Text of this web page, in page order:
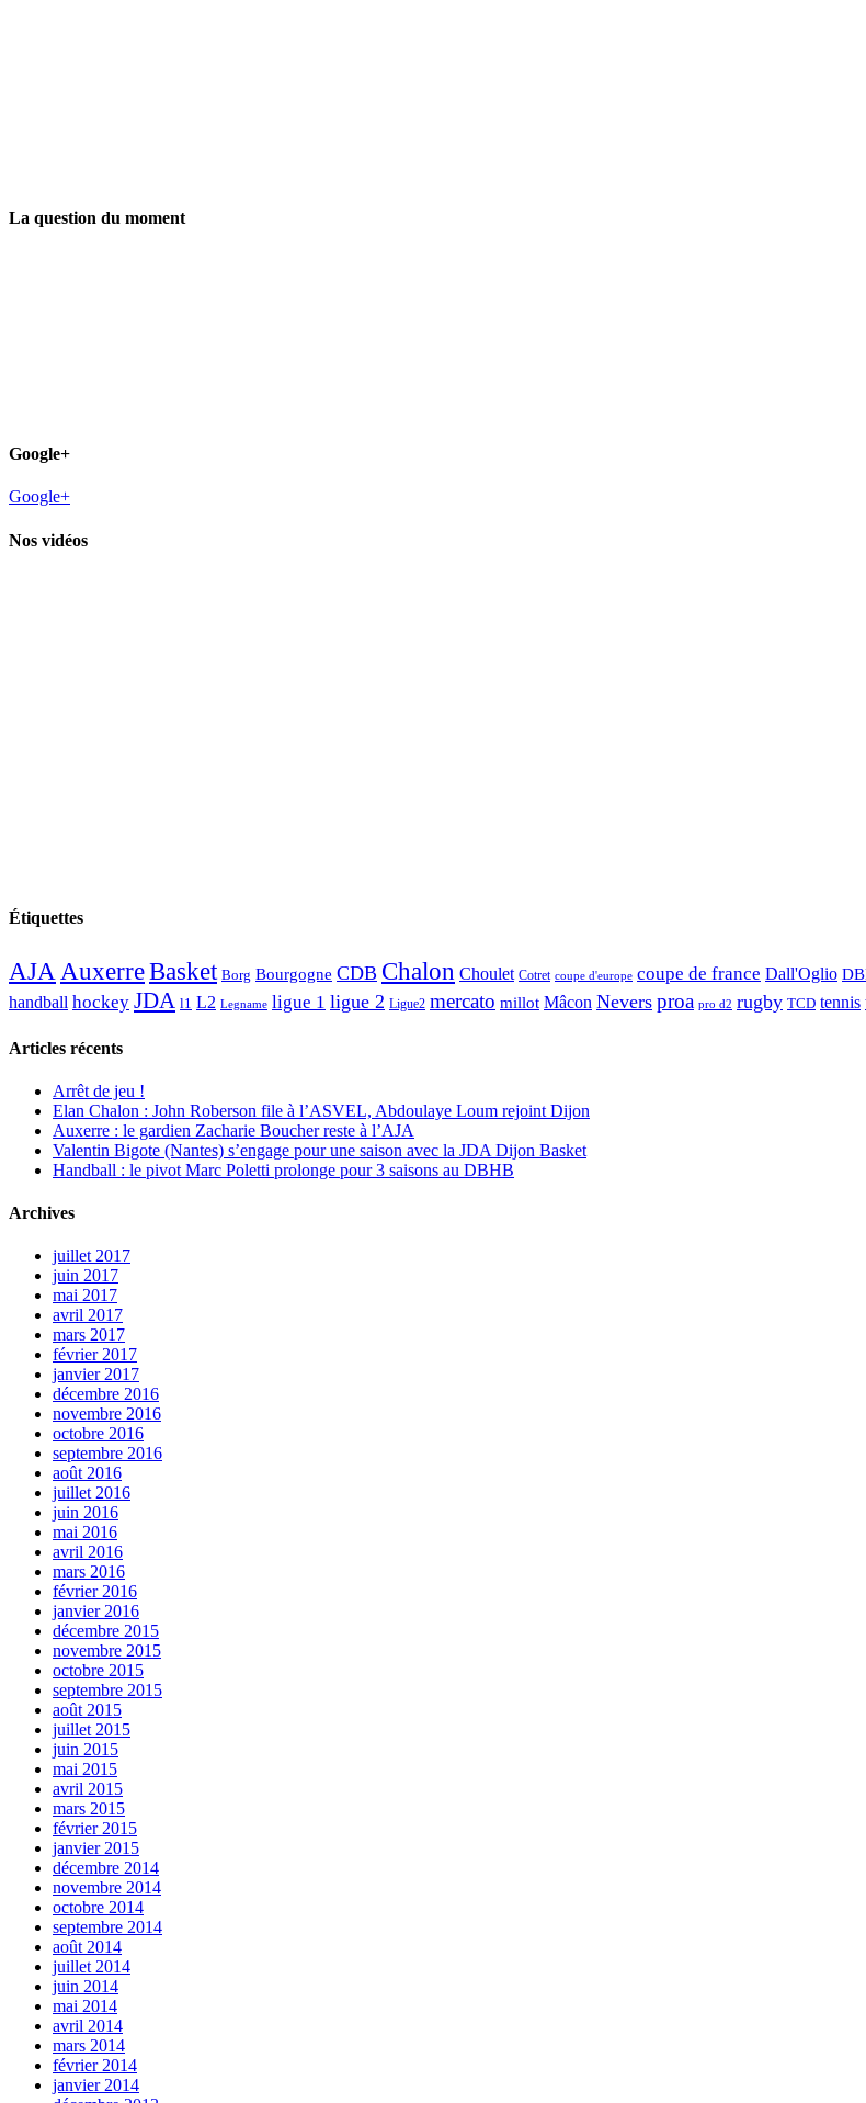
La question du moment
Google+
Google+
Nos vidéos
Étiquettes
AJAAuxerreBasket Borg Bourgogne CDB Chalon Choulet Cotret coupe d'europe coupe de france Dall'Oglio
handball hockey JDA l1 L2 Legname ligue 1 ligue 2 Ligue2 mercato millot Mâcon Nevers proa pro d2 rugby TCD tennis
Articles récents
Arrêt de jeu !
Elan Chalon : John Roberson file à l’ASVEL, Abdoulaye Loum rejoint Dijon
Auxerre : le gardien Zacharie Boucher reste à l’AJA
Valentin Bigote (Nantes) s’engage pour une saison avec la JDA Dijon Basket
Handball : le pivot Marc Poletti prolonge pour 3 saisons au DBHB
Archives
juillet 2017
juin 2017
mai 2017
avril 2017
mars 2017
février 2017
janvier 2017
décembre 2016
novembre 2016
octobre 2016
septembre 2016
août 2016
juillet 2016
juin 2016
mai 2016
avril 2016
mars 2016
février 2016
janvier 2016
décembre 2015
novembre 2015
octobre 2015
septembre 2015
août 2015
juillet 2015
juin 2015
mai 2015
avril 2015
mars 2015
février 2015
janvier 2015
décembre 2014
novembre 2014
octobre 2014
septembre 2014
août 2014
juillet 2014
juin 2014
mai 2014
avril 2014
mars 2014
février 2014
janvier 2014